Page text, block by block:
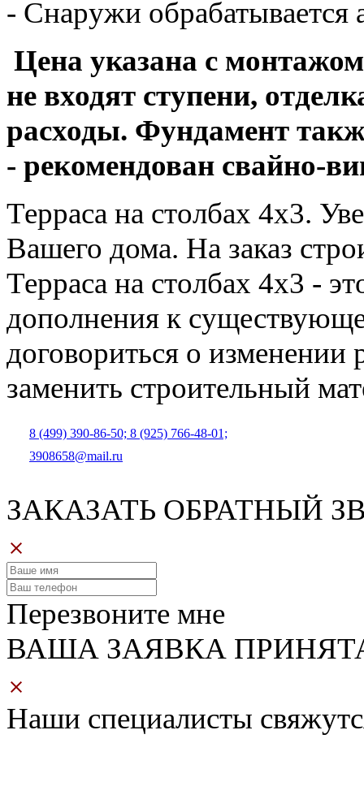
- Снаружи обрабатывается
Цена указана с
не входят ступени,
расходы. Фундамент
- рекомендован свайно-
Терраса на столбах 4х3.
Вашего дома. На заказ
Терраса на столбах 4х3 -
дополнения к
договориться о
заменить строительный
8 (499) 390-86-50; 8 (925) 766-48-01;
3908658@mail.ru
ЗАКАЗАТЬ ОБРАТНЫЙ
Перезвоните мне
ВАША ЗАЯВКА
Наши специалисты